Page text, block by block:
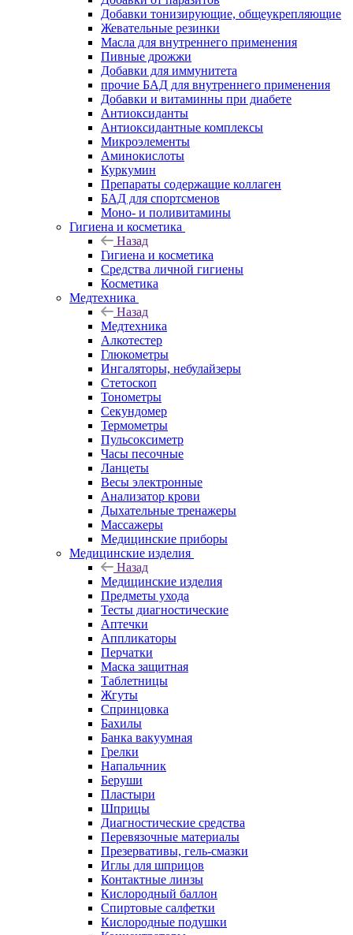
Добавки тонизирующие, общеукрепляющие
Жевательные резинки
Масла для внутреннего применения
Пивные дрожжи
Добавки для иммунитета
прочие БАД для внутреннего применения
Добавки и витаминны при диабете
Антиоксиданты
Антиоксидантные комплексы
Микроэлементы
Аминокислоты
Куркумин
Препараты содержащие коллаген
БАД для спортсменов
Моно- и поливитамины
Гигиена и косметика
Назад
Гигиена и косметика
Средства личной гигиены
Косметика
Медтехника
Назад
Медтехника
Алкотестер
Глюкометры
Ингаляторы, небулайзеры
Стетоскоп
Тонометры
Секундомер
Термометры
Пульсоксиметр
Часы песочные
Ланцеты
Весы электронные
Анализатор крови
Дыхательные тренажеры
Массажеры
Медицинские приборы
Медицинские изделия
Назад
Медицинские изделия
Предметы ухода
Тесты диагностические
Аптечки
Аппликаторы
Перчатки
Маска защитная
Таблетницы
Жгуты
Спринцовка
Бахилы
Банка вакуумная
Грелки
Напальчник
Беруши
Пластыри
Шприцы
Диагностические средства
Перевязочные материалы
Презервативы, гель-смазки
Иглы для шприцов
Контактные линзы
Кислородный баллон
Спиртовые салфетки
Кислородные подушки